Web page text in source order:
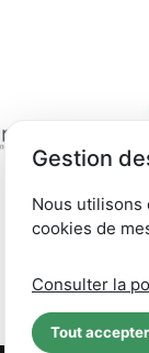
Gestion
Nous utilisons
cookies de
Consulter la
Tout accepter